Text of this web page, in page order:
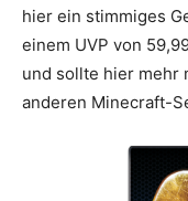
hier ein stimmiges
einem UVP von
und sollte hier mehr
anderen Minecraft-